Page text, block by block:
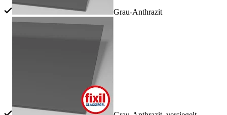
Grau-Anthrazit